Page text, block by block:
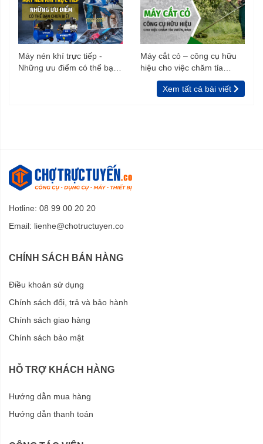
Máy nén khí trực tiếp -
Những ưu điểm có thể bạn
Máy cắt cỏ – công cụ hữu
hiệu cho việc chăm tỉa
vườn, rào
Xem tất cả bài viết
Hotline: 08 99 00 20 20
Email: lienhe@chotructuyen.co
CHÍNH SÁCH BÁN HÀNG
Điều khoản sử dụng
Chính sách đổi, trả và bảo hành
Chính sách giao hàng
Chính sách bảo mật
HỖ TRỢ KHÁCH HÀNG
Hướng dẫn mua hàng
Hướng dẫn thanh toán